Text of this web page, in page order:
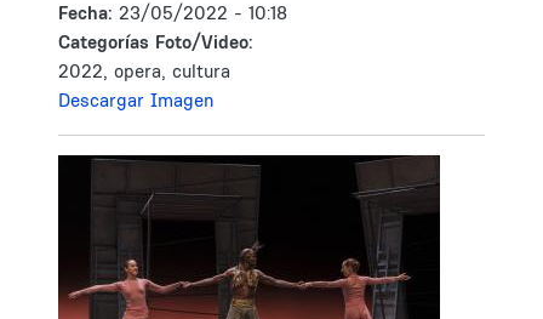
Fecha: 23/05/2022 - 10:18
Categorías Foto/Video:
2022, opera, cultura
Descargar Imagen